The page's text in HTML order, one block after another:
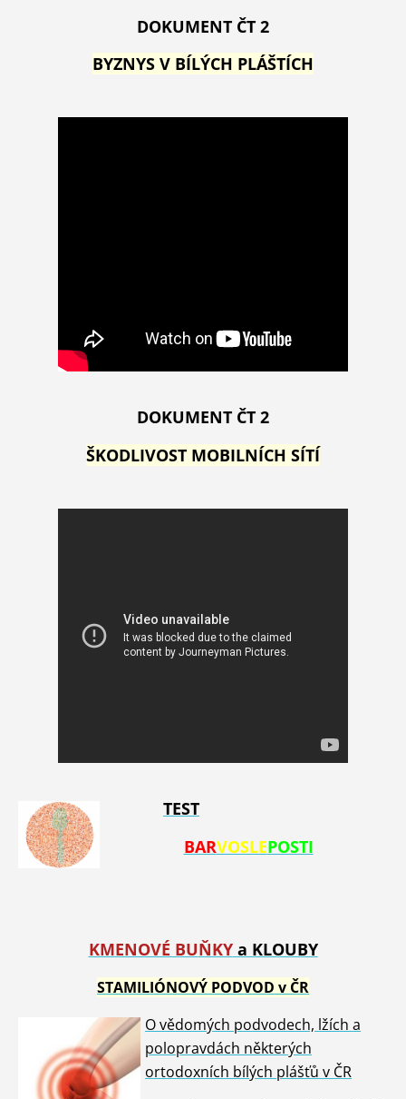
DOKUMENT ČT 2
BYZNYS V BÍLÝCH PLÁŠTÍCH
DOKUMENT ČT 2
ŠKODLIVOST MOBILNÍCH SÍTÍ
TEST
BARVOSLEPOSTI
KMENOVÉ BUŇKYa KLOUBY
STAMILIÓNOVÝ PODVOD v ČR
O vědomých podvodech, lžích a
polopravdách některých
ortodoxních bílých plášťů v ČR